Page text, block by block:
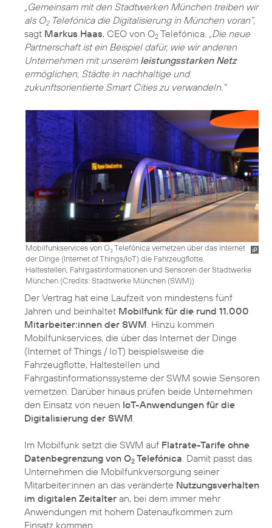
„Gemeinsam mit den Stadtwerken München treiben wir
als O2Telefónica die Digitalisierung in München voran”,
sagt Markus Haas, CEO von O2 Telefónica. „Die neue
Partnerschaft ist ein Beispiel dafür, wie wir anderen
Unternehmen mit unserem leistungsstarken Netz
ermöglichen, Städte in nachhaltige und
zukunftsorientierte Smart Cities zu verwandeln."
Mobilfunkservices von O2Telefónica vernetzen über das Internet
der Dinge (Internet of Things/IoT) die Fahrzeugflotte,
Haltestellen, Fahrgastinformationen und Sensoren der Stadtwerke
München (Credits: Stadtwerke München (SWM))
Der Vertrag hat eine Laufzeit von mindestens fünf
Jahren und beinhaltet Mobilfunk für die rund 11.000
Mitarbeiter:innen der SWM . Hinzu kommen
Mobilfunkservices, die über das Internet der Dinge
(Internet of Things / IoT) beispielsweise die
Fahrzeugflotte, Haltestellen und
Fahrgastinformationssysteme der SWM sowie Sensoren
vernetzen. Darüber hinaus prüfen beide Unternehmen
den Einsatz von neuen IoT-Anwendungen für die
Digitalisierung der SWM
Im Mobilfunk setzt die SWM auf Flatrate-Tarife ohne
Datenbegrenzung von O2 Telefónica . Damit passt das
Unternehmen die Mobilfunkversorgung seiner
Mitarbeiter:innen an das veränderte Nutzungsverhalten
im digitalen Zeitalter an, bei dem immer mehr
Anwendungen mit hohem Datenaufkommen zum
Einsatz kommen.